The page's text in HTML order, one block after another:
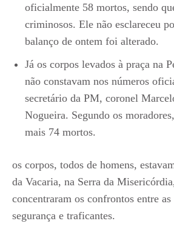
oficialmente 58 mortos, sendo
criminosos. Ele não esclareceu
balanço de ontem foi alterado.
Já os corpos levados à praça na
não constavam nos números
secretário da PM, coronel
Nogueira. Segundo os
mais 74 mortos.
os corpos, todos de homens,
da Vacaria, na Serra da
concentraram os confrontos entre
segurança e traficantes.